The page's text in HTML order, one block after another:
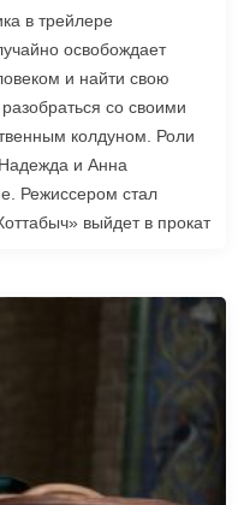
в трейлере
освобождает
и найти свою
со своими
колдуном. Роли
и Анна
Режиссером стал
выйдет в прокат